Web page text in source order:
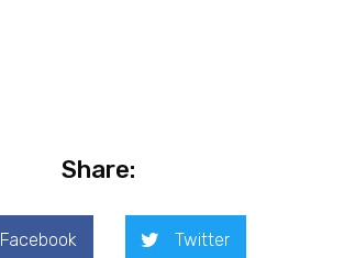
Share:
Facebook Twitter